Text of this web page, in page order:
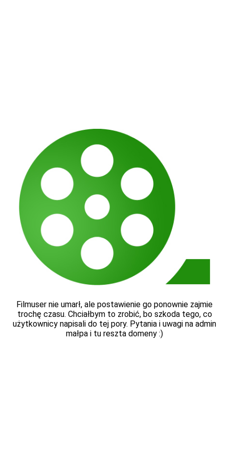
Filmuser nie umarł, ale postawienie go ponownie zajmie
trochę czasu. Chciałbym to zrobić, bo szkoda tego, co
użytkownicy napisali do tej pory. Pytania i uwagi na admin
małpa i tu reszta domeny :)